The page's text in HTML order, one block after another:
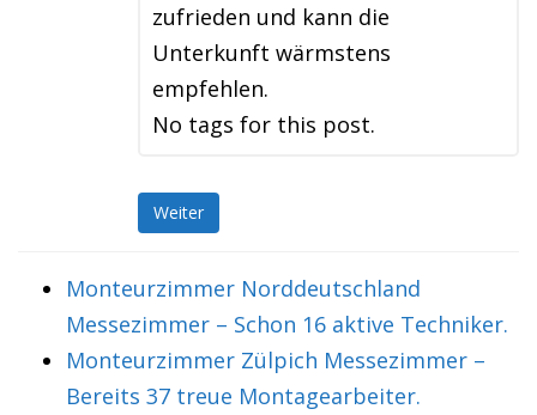
zufrieden und kann die
Unterkunft wärmstens
empfehlen.
No tags for this post.
Weiter
Monteurzimmer Norddeutschland
Messezimmer – Schon 16 aktive Techniker.
Monteurzimmer Zülpich Messezimmer –
Bereits 37 treue Montagearbeiter.